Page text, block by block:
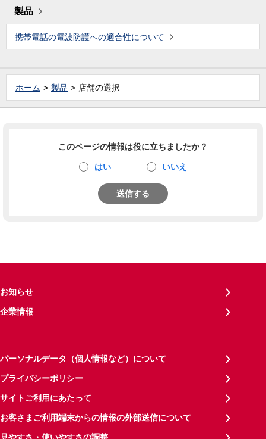
製品
携帯電話の電波防護への適合性について
ホーム 製品 店舗の選択
このページの情報は役に立ちましたか？
はい いいえ
送信する
お知らせ
企業情報
パーソナルデータ（個人情報など）について
プライバシーポリシー
サイトご利用にあたって
お客さまご利用端末からの情報の外部送信について